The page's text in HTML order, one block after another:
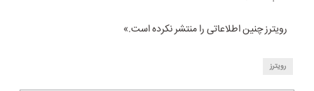
رویترز چنین اطلاعاتی را منتشر نکرده است.»
رویترز